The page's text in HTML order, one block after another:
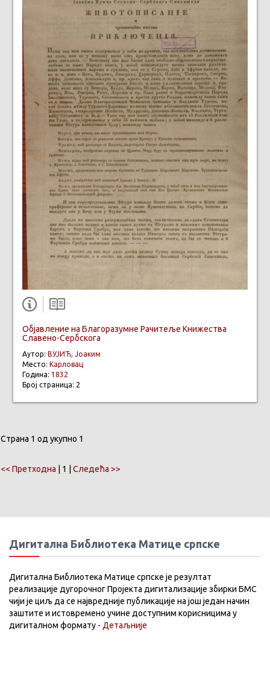
Објавление на Благоразумне Рачитеље Книжества
Славено-Сербскога
Аутор: ВУЈИЋ, Јоаким
Место: Карловац
Година: 1832
Број страница: 2
Страна 1 од укупно 1
<< Претходна | 1 | Следећа >>
Дигитална Библиотека Матице српске
Дигитална Библиотека Матице српске је резултат
реализације дугорочног Пројекта дигитализације збирки БМС
чији је циљ да се највредније публикације на још један начин
заштите и истовремено учине доступним корисницима у
дигиталном формату - Детаљније